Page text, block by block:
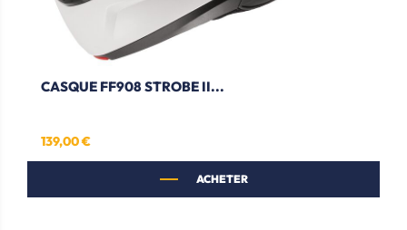
CASQUE FF908 STROBE II...
Prix
139,00 €
ACHETER